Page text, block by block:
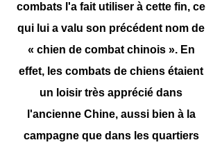
combats l'a fait utiliser à cette fin, ce
qui lui a valu son précédent nom de
« chien de combat chinois ». En
effet, les combats de chiens étaient
un loisir très apprécié dans
l'ancienne Chine, aussi bien à la
campagne que dans les quartiers